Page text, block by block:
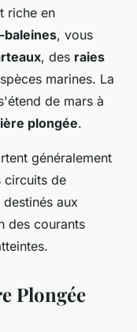
riche en
baleines, vous
, des raies
marines. La
de mars à
plongée.
généralement
circuits de
aux
des courants
Plongée